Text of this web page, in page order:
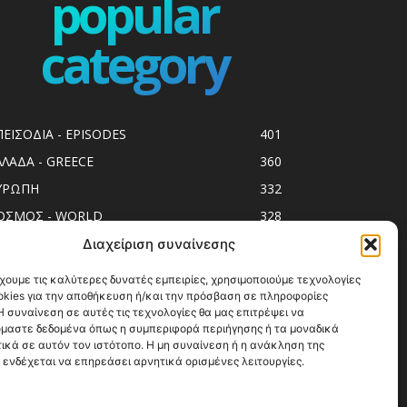
Διαχείριση συναίνεσης
τις καλύτερες δυνατές εμπειρίες, χρησιμοποιούμε τεχνολογίες
για την αποθήκευση ή/και την πρόσβαση σε πληροφορίες
σε αυτές τις τεχνολογίες θα μας επιτρέψει να
δεδομένα όπως η συμπεριφορά περιήγησης ή τα μοναδικά
σε αυτόν τον ιστότοπο. Η μη συναίνεση ή η ανάκληση της
να επηρεάσει αρνητικά ορισμένες λειτουργίες.
popular
category
- EPISODES
401
- GREECE
360
332
- WORLD
328
spots
293
Release
250
244
ΟΔΗΓΟΙ
215